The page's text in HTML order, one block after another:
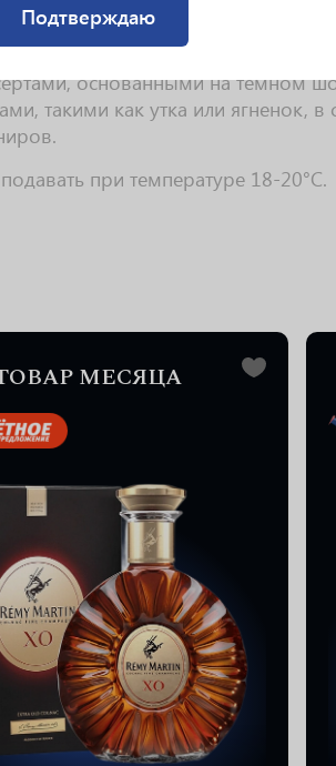
Подтверждаю
подходит для подачи в
такими как Камамбер, Бри и
основанными на темном
такими как утка или ягненок,
при температуре 18-20°C.
МЕСЯЦА